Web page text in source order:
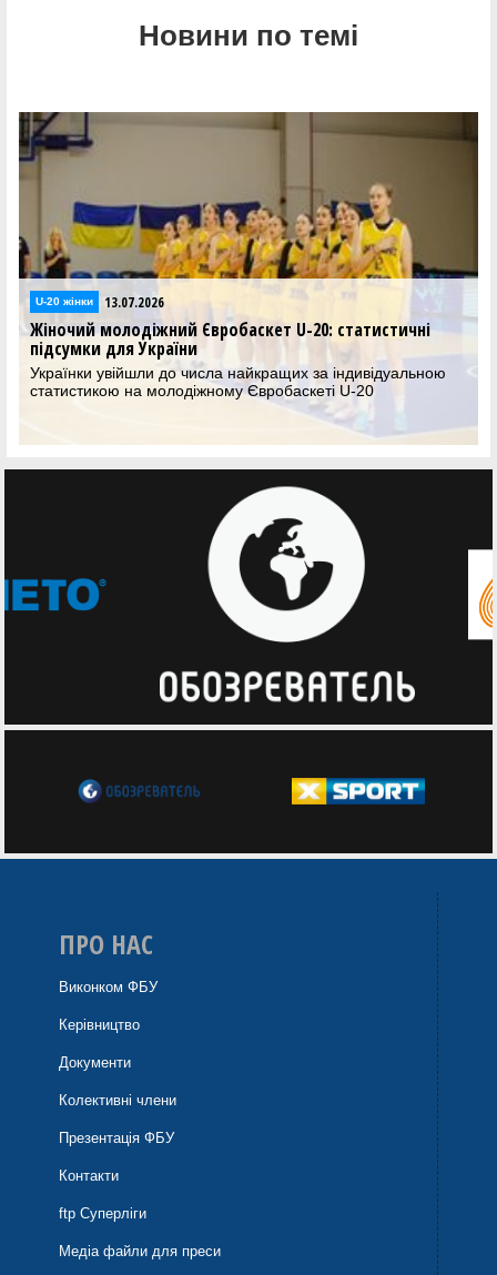
Новини по темі
U-20 жінки 13.07.2026
Жіночий молодіжний Євробаскет U-20: статистичні
підсумки для України
Українки увійшли до числа найкращих за індивідуальною
статистикою на молодіжному Євробаскеті U-20
ПРО НАС
Виконком ФБУ
Керівництво
Документи
Колективні члени
Презентація ФБУ
Контакти
ftp Суперліги
Медіа файли для преси